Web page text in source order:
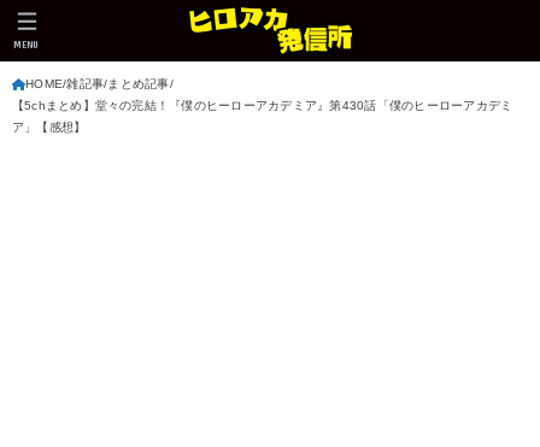
MENU
HOME 雑記事 まとめ記事
【5chまとめ】堂々の完結！『僕のヒーローアカデミア』第430話「僕のヒーローアカデミ
ア」【感想】